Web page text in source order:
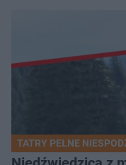
TATRY PEŁNE